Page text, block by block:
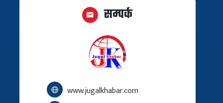
सम्पर्क
www.jugalkhabar.com